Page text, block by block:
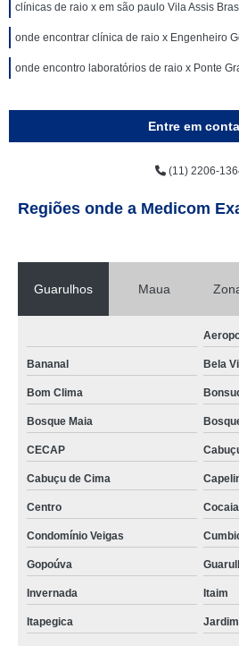
clínicas de raio x em são paulo Vila Assis
onde encontrar clínica de raio x Engenheiro
onde encontro laboratórios de raio x Ponte
Entre em
(11) 2206-
Regiões onde a Medicom
Guarulhos Maua
Bananal Bela
Bom Clima
Bosque Maia
CECAP
Cabuçu de Cima
Centro Cocaia
Condomínio Veigas
Gopoúva
Invernada Itaim
Itapegica